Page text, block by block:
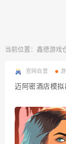
当前位置： 鑫德游戏
官网自营
迈阿密酒店模